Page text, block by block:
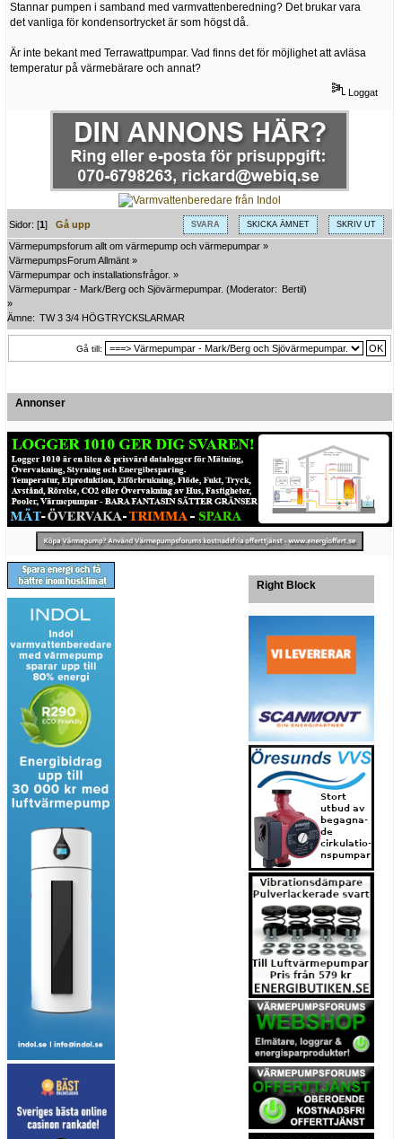
Stannar pumpen i samband med varmvattenberedning? Det brukar vara
det vanliga för kondensortrycket är som högst då.
Är inte bekant med Terrawattpumpar. Vad finns det för möjlighet att avläsa
temperatur på värmebärare och annat?
Loggat
SVARA SKICKA ÄMNET SKRIV UT
Sidor: [1]Gå upp
Värmepumpsforum allt om värmepump och värmepumpar »
VärmepumpsForum Allmänt »
Värmepumpar och installationsfrågor. »
Värmepumpar - Mark/Berg och Sjövärmepumpar. (Moderator: Bertil)
»
Ämne: TW 3 3/4 HÖGTRYCKSLARMAR
Gå till:
Annonser
Right Block